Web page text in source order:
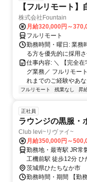
【フルリモート
株式会社Fountain
月給320,000円～
フルリモート
勤務時間・曜日: 業務
る方を優先的に採用
仕事内容: ＼ 【完全
グ業務／ フルリモー
れまでのご経験やあ
フルリモート 残業なし 昇
正社員
ラウンジの黒服・
Club levi~リヴァイ~
月給350,000円～
勤務地・最寄駅 JR常
工機前駅 徒歩12分 ひ
茨城県ひたちなか市
勤務時間・期間 【勤